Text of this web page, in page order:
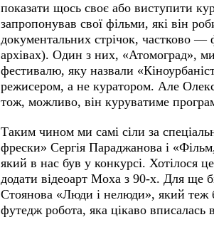
показати щось своє або виступити
запропонував свої фільми, які він
документальних стрічок, частково
архівах). Один з них, «Атомоград»,
фестивалю, яку назвали
режисером, а не куратором. Але
тож, можливо, він куруватиме
Таким чином ми самі сіли за
фрески» Сергія Параджанова і
який в нас був у конкурсі. Хотілося
додати відеоарт Моха з 90-х. Для ще
Стоянова «Люди і нелюди», який теж
футедж робота, яка цікаво вписалась